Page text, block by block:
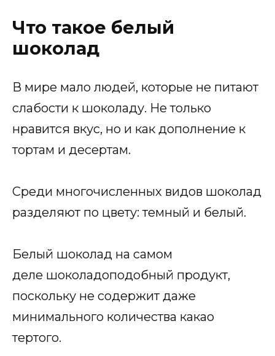
Что такое белый
шоколад
В мире мало людей, которые не питают
слабости к шоколаду. Не только
нравится вкус, но и как дополнение к
тортам и десертам.
Среди многочисленных видов шоколад
разделяют по цвету: темный и белый.
Белый шоколад на самом
деле шоколадоподобный продукт,
поскольку не содержит даже
минимального количества какао
тертого.